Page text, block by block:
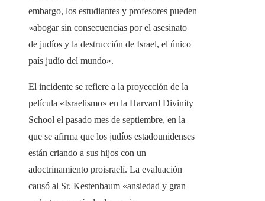
embargo, los estudiantes y profesores pueden
«abogar sin consecuencias por el asesinato
de judíos y la destrucción de Israel, el único
país judío del mundo».
El incidente se refiere a la proyección de la
película «Israelismo» en la Harvard Divinity
School el pasado mes de septiembre, en la
que se afirma que los judíos estadounidenses
están criando a sus hijos con un
adoctrinamiento proisraelí. La evaluación
causó al Sr. Kestenbaum «ansiedad y gran